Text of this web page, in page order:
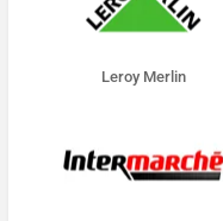
Leroy Merlin